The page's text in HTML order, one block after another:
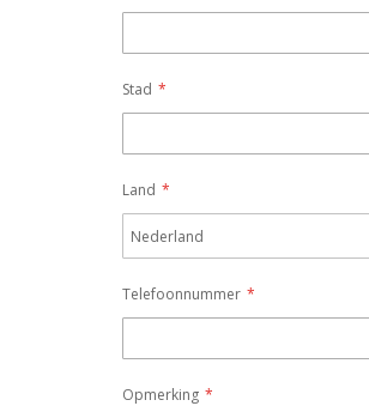
Stad
Land
Telefoonnummer
Opmerking